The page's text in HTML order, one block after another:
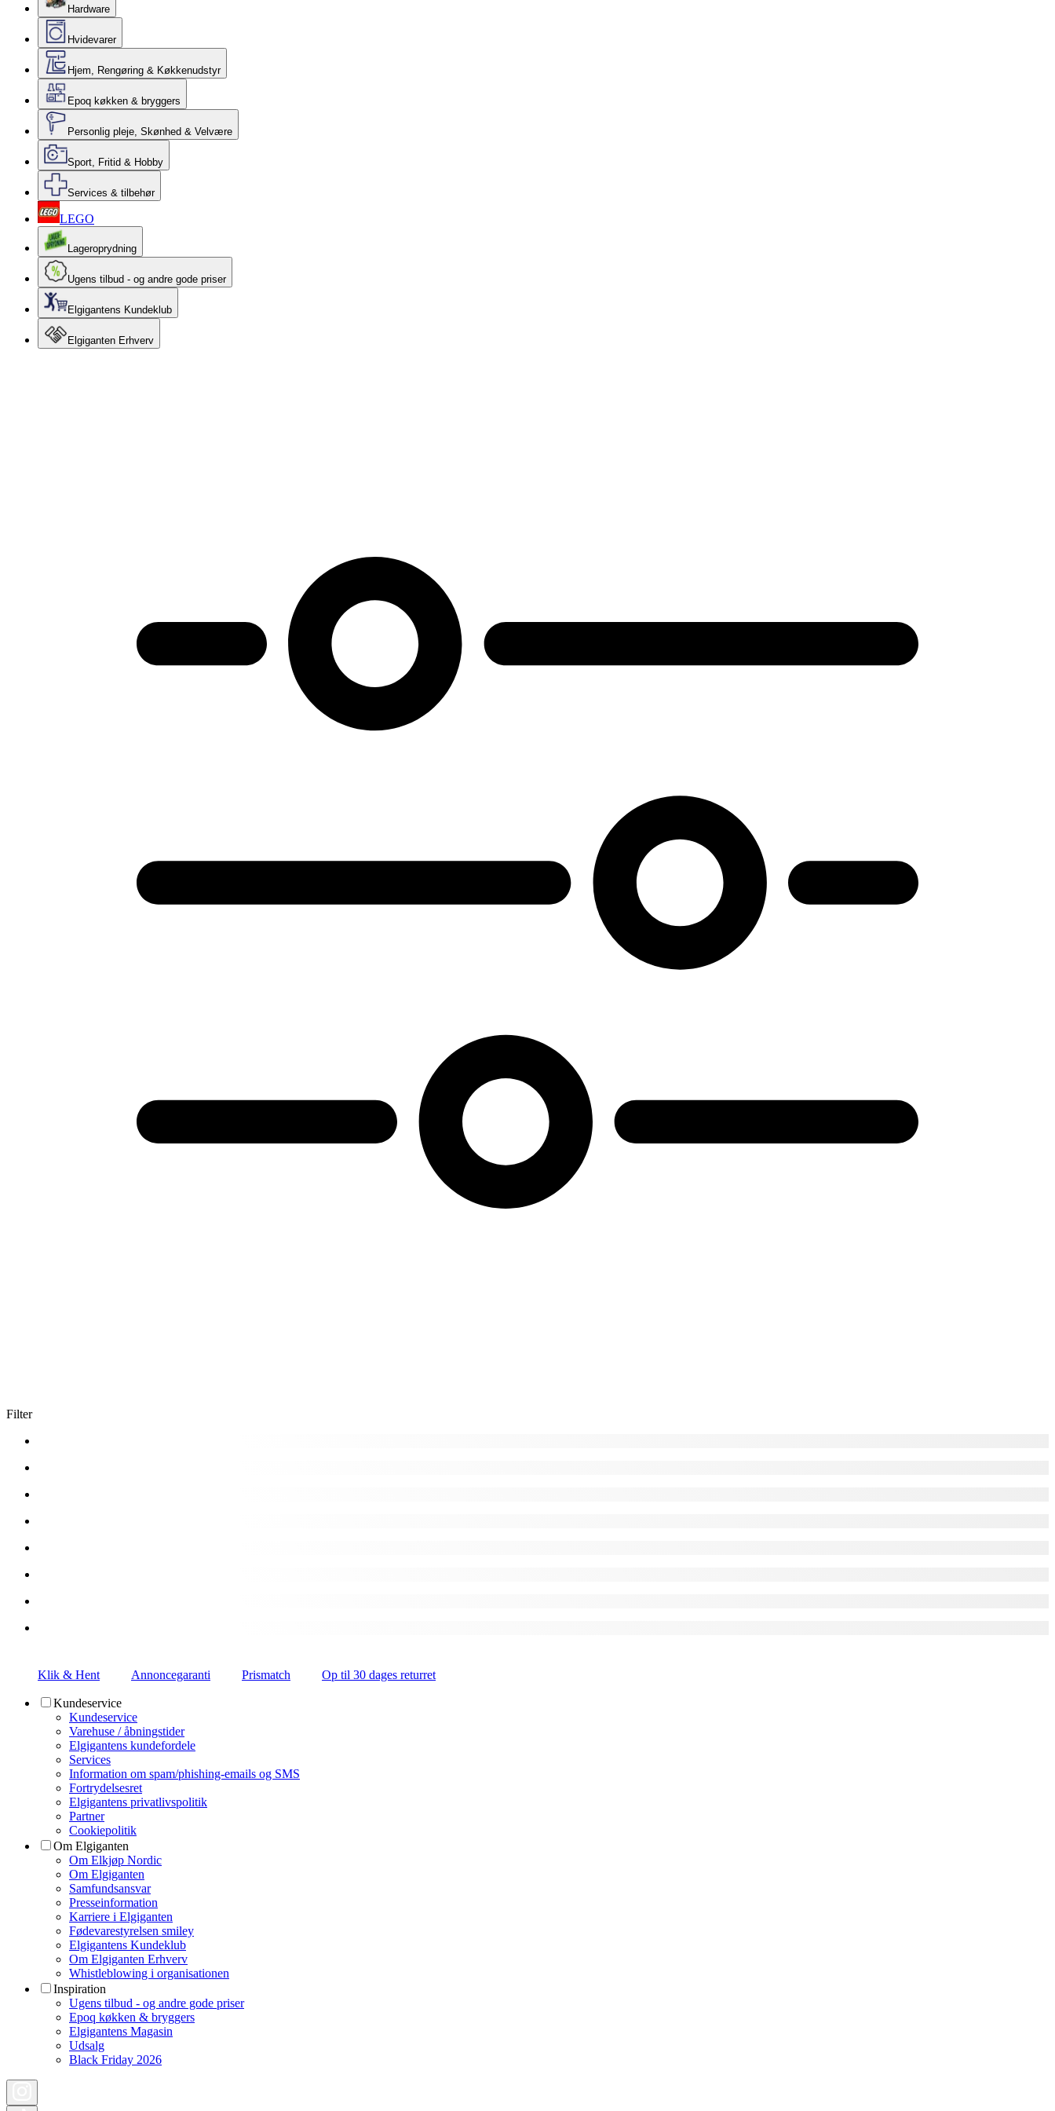
Hardware
Hvidevarer
Hjem, Rengøring & Køkkenudstyr
Epoq køkken & bryggers
Personlig pleje, Skønhed & Velvære
Sport, Fritid & Hobby
Services & tilbehør
LEGO
Lageroprydning
Ugens tilbud - og andre gode priser
Elgigantens Kundeklub
Elgiganten Erhverv
Filter
Klik & Hent Annoncegaranti Prismatch Op til 30 dages returret
Kundeservice
Kundeservice
Varehuse / åbningstider
Elgigantens kundefordele
Services
Information om spam/phishing-emails og SMS
Fortrydelsesret
Elgigantens privatlivspolitik
Partner
Cookiepolitik
Om Elgiganten
Om Elkjøp Nordic
Om Elgiganten
Samfundsansvar
Presseinformation
Karriere i Elgiganten
Fødevarestyrelsen smiley
Elgigantens Kundeklub
Om Elgiganten Erhverv
Whistleblowing i organisationen
Inspiration
Ugens tilbud - og andre gode priser
Epoq køkken & bryggers
Elgigantens Magasin
Udsalg
Black Friday 2026